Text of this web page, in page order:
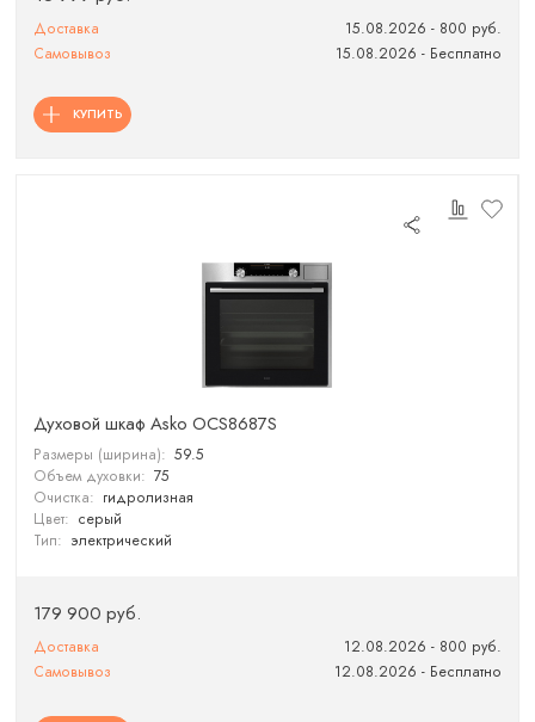
Доставка
15.08.2026 - 800 руб.
Самовывоз
15.08.2026 - Бесплатно
КУПИТЬ
Духовой шкаф Asko OCS8687S
Размеры (ширина): 59.5
Объем духовки: 75
Очистка: гидролизная
Цвет: серый
Тип: электрический
179 900 руб.
Доставка
12.08.2026 - 800 руб.
Самовывоз
12.08.2026 - Бесплатно